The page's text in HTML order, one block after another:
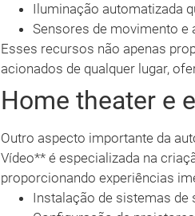
Iluminação automatizada
Sensores de movimento e
Esses recursos não apenas
acionados de qualquer lugar,
Home theater e
Outro aspecto importante da
Vídeo** é especializada na
proporcionando experiências
Instalação de sistemas de